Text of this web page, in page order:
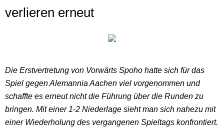
verlieren erneut
Die Erstvertretung von Vorwärts Spoho hatte sich für das
Spiel gegen Alemannia Aachen viel vorgenommen und
schaffte es erneut nicht die Führung über die Runden zu
bringen. Mit einer 1-2 Niederlage sieht man sich nahezu mit
einer Wiederholung des vergangenen Spieltags konfrontiert.